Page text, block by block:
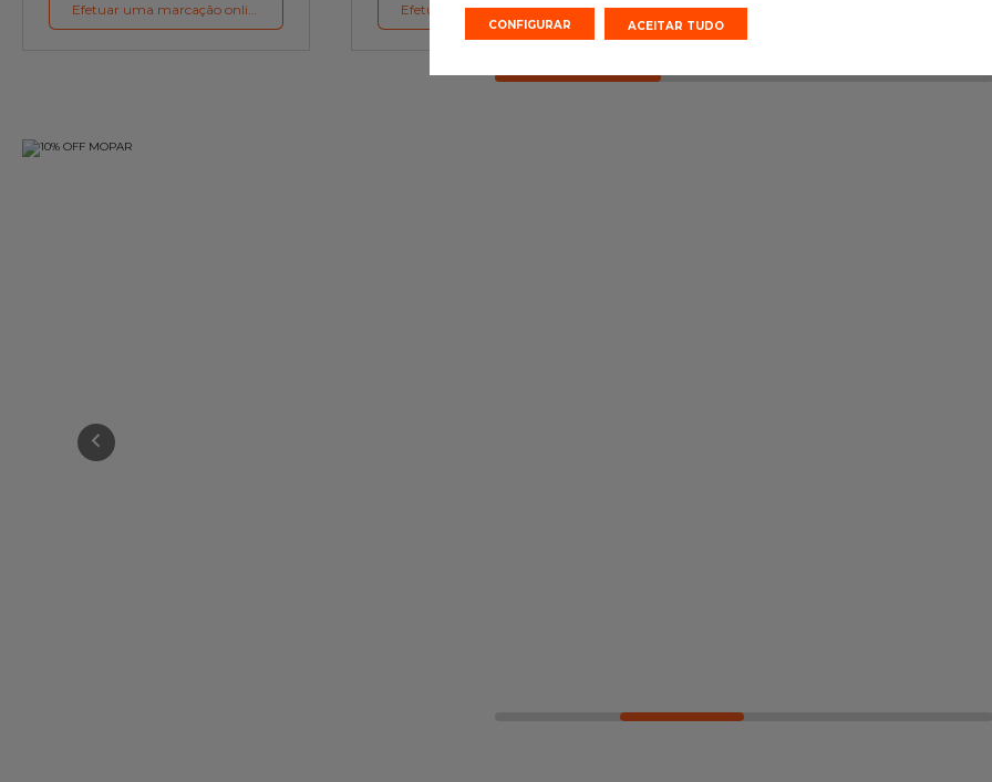
Efetuar uma marcação online Efetuar uma marcação online
CONFIGURAR ACEITAR TUDO